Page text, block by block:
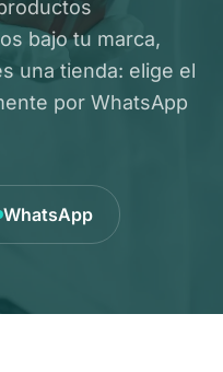
bajo tu marca,
una tienda: elige el
por WhatsApp
WhatsApp